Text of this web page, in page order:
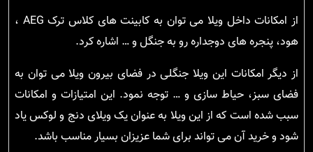
از امکانات داخل ویلا می توان به کابینت های کلاس ترک AEG ،
هود، پنجره های دوجداره رو به جنگل و … اشاره کرد.
از دیگر امکانات این ویلا جنگلی در فضای بیرون ویلا می توان به
فضای سبز، حیاط سازی و … توجه نمود. این امتیازات و امکانات
سبب شده است که از این ویلا به عنوان یک ویلای دنج و لوکس یاد
شود و خرید آن می تواند برای شما عزیزان بسیار مناسب باشد.